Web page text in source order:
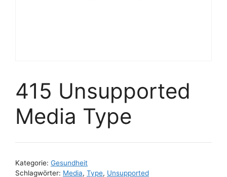
415 Unsupported
Media Type
Kategorie: Gesundheit
Schlagwörter: Media, Type, Unsupported